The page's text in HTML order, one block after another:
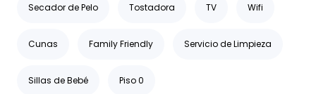
Secador de Pelo Tostadora TV Wifi
Cunas Family Friendly Servicio de Limpieza
Sillas de Bebé Piso 0